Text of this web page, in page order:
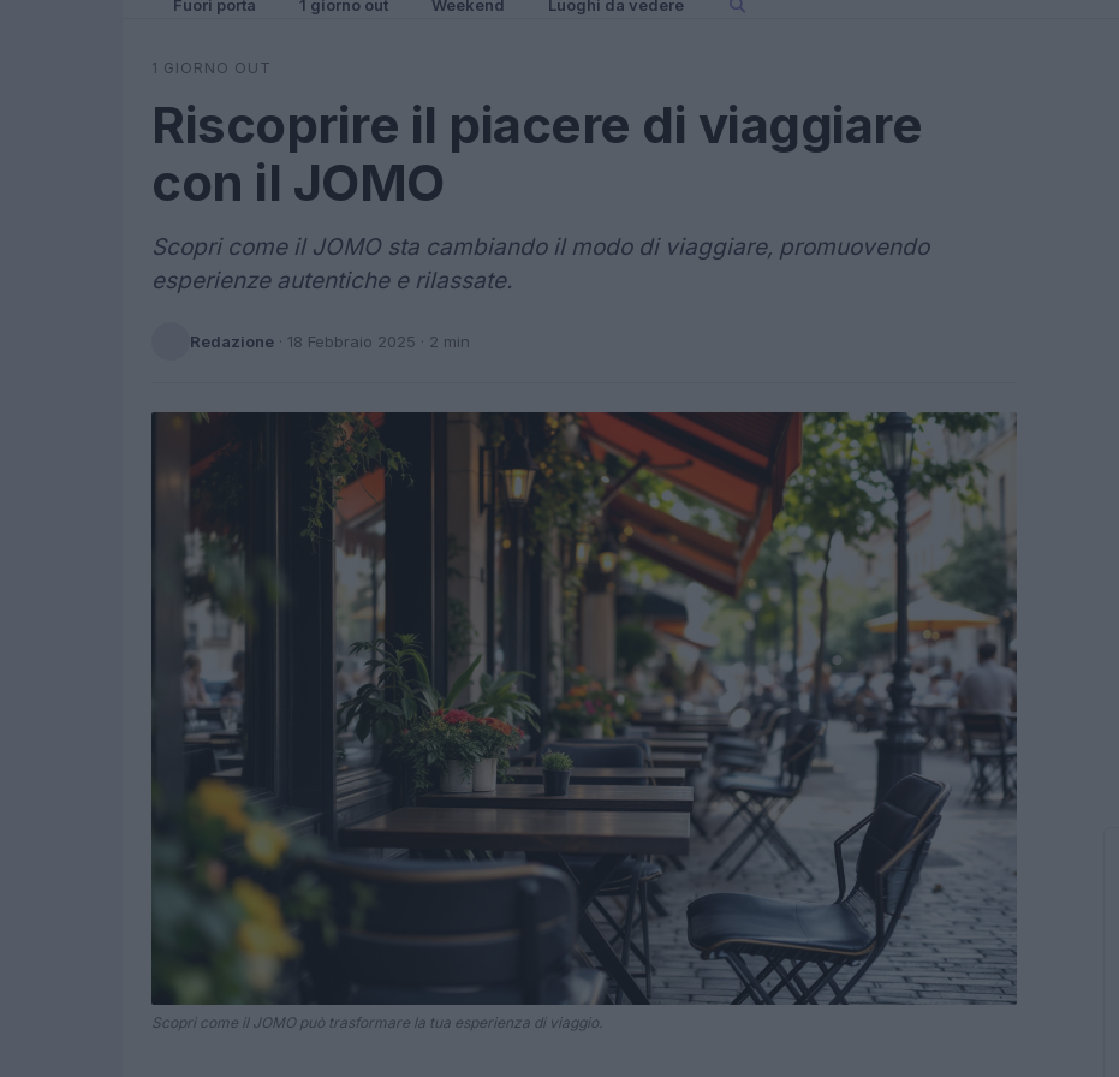
Fuori porta 1 giorno out Weekend Luoghi da vedere
1 GIORNO OUT
Riscoprire il piacere di viaggiare
con il JOMO
Scopri come il JOMO sta cambiando il modo di viaggiare, promuovendo
esperienze autentiche e rilassate.
Redazione · 18 Febbraio 2025 · 2 min
Scopri come il JOMO può trasformare la tua esperienza di viaggio.